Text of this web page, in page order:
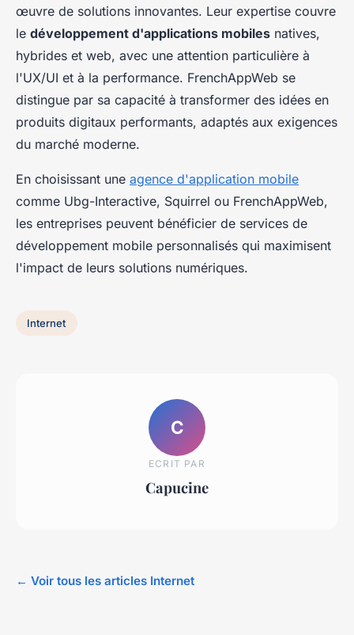
œuvre de solutions innovantes. Leur expertise couvre
le développement d'applications mobiles natives,
hybrides et web, avec une attention particulière à
l'UX/UI et à la performance. FrenchAppWeb se
distingue par sa capacité à transformer des idées en
produits digitaux performants, adaptés aux exigences
du marché moderne.
En choisissant une agence d'application mobile
comme Ubg-Interactive, Squirrel ou FrenchAppWeb,
les entreprises peuvent bénéficier de services de
développement mobile personnalisés qui maximisent
l'impact de leurs solutions numériques.
Internet
C
ECRIT PAR
Capucine
← Voir tous les articles Internet